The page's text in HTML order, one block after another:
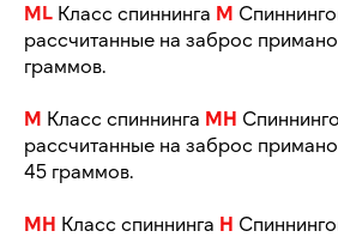
ML Класс спиннинга M
рассчитанные на заброс
граммов.
M Класс спиннинга MH
рассчитанные на заброс
45 граммов.
MH Класс спиннинга H